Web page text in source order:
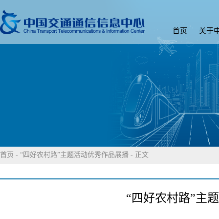
首页 关于
首页 - “四好农村路”主题活动优秀作品展播 - 正文
“四好农村路”主